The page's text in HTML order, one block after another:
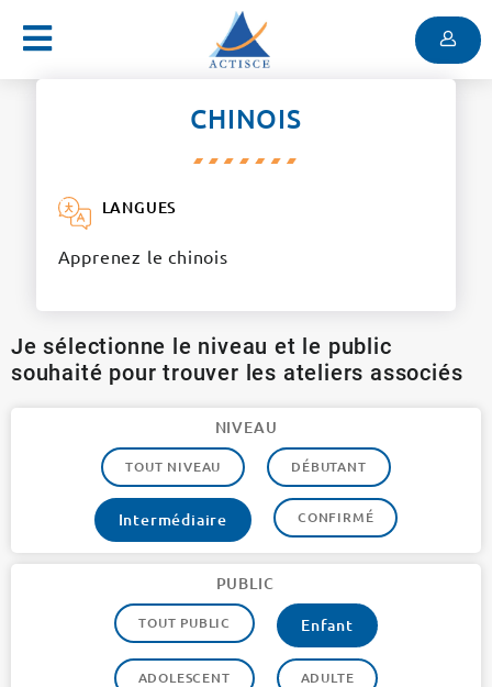
Menu
CHINOIS
LANGUES
Apprenez le chinois
Je sélectionne le niveau et le public
souhaité pour trouver les ateliers associés
NIVEAU
TOUT NIVEAU DÉBUTANT
Intermédiaire CONFIRMÉ
PUBLIC
TOUT PUBLIC Enfant
ADOLESCENT ADULTE